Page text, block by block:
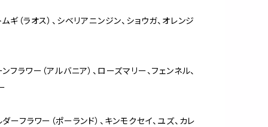
ムギ（ラオス）、シベリアニンジン、ショウガ、オレンジ
ンフラワー（アルバニア）、ローズマリー、フェンネル、
ダーフラワー（ポーランド）、キンモクセイ、ユズ、カレ